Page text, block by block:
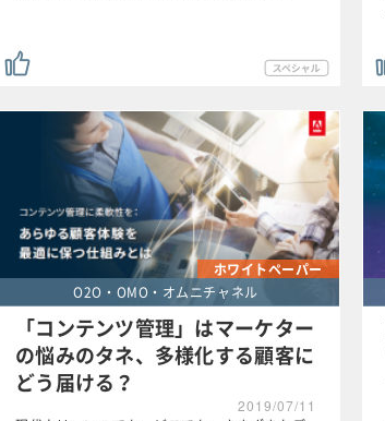
ホワイトペーパー
O2O・OMO・オムニチャネル
「コンテンツ管理」はマーケター
の悩みのタネ、多様化する顧客に
どう届ける？
2019/07/11